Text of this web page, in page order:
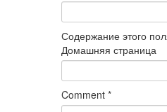
Содержание этого
Домашняя страница
Comment *